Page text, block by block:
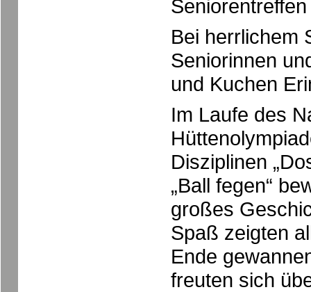
Bei herrlichem
Seniorinnen
und Kuchen
Im Laufe des
Disziplinen
„Ball fegen“
großes
Spaß zeigten
Ende
freuten sich